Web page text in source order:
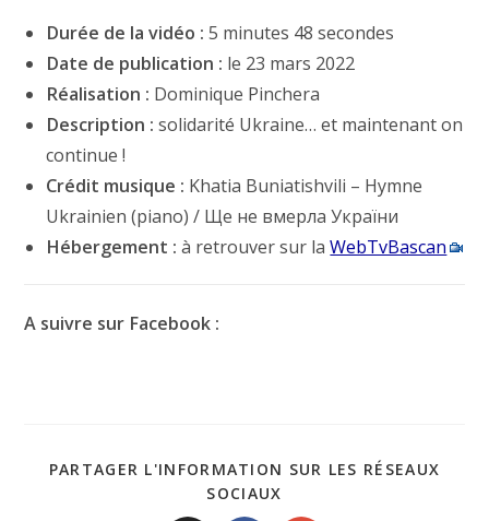
Durée de la vidéo : 5 minutes 48 secondes
Date de publication : le 23 mars 2022
Réalisation : Dominique Pinchera
Description : solidarité Ukraine… et maintenant on
continue !
Crédit musique : Khatia Buniatishvili – Hymne
Ukrainien (piano) / Ще не вмерла України
Hébergement : à retrouver sur laWebTvBascan
A suivre sur Facebook :
PARTAGER L'INFORMATION SUR LES RÉSEAUX
SOCIAUX